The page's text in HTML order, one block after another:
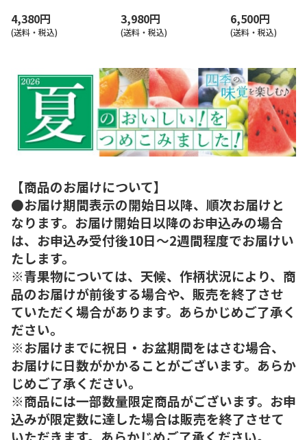
4,380円
(送料・税込)
3,980円
(送料・税込)
6,500円
(送料・税込)
【商品のお届けについて】
●お届け期間表示の開始日以降、順次お届けと
なります。お届け開始日以降のお申込みの場合
は、お申込み受付後10日～2週間程度でお届けい
たします。
※青果物については、天候、作柄状況により、商
品のお届けが前後する場合や、販売を終了させ
ていただく場合があります。あらかじめご了承く
ださい。
※お届けまでに祝日・お盆期間をはさむ場合、
お届けに日数がかかることがございます。あらか
じめご了承ください。
※商品には一部数量限定商品がございます。お申
込みが限定数に達した場合は販売を終了させて
いただきます。あらかじめご了承ください。